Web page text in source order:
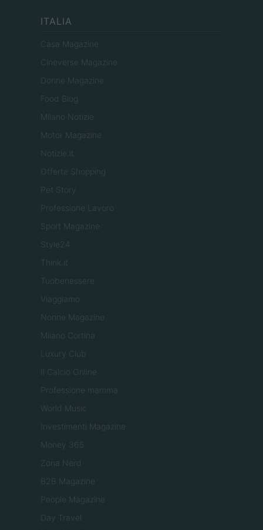
ITALIA
Casa Magazine
Cineverse Magazine
Donne Magazine
Food Blog
Milano Notizie
Motor Magazine
Notizie.it
Offerte Shopping
Pet Story
Professione Lavoro
Sport Magazine
Style24
Think.it
Tuobenessere
Viaggiamo
Nonne Magazine
Milano Cortina
Luxury Club
Il Calcio Online
Professione mamma
World Music
Investimenti Magazine
Money 365
Zona Nerd
B2B Magazine
People Magazine
Day Travel